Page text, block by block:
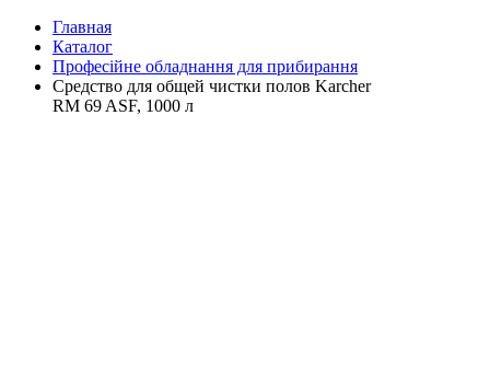
Главная
Каталог
Професійне обладнання для прибирання
Средство для общей чистки полов Karcher
RM 69 ASF, 1000 л